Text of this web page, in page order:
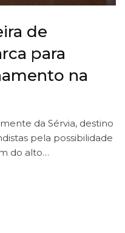
de
para
na
da Sérvia, destino
pela possibilidade
do alto…